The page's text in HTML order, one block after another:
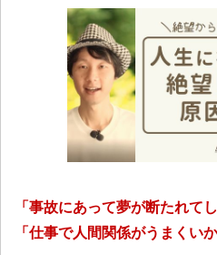
「事故にあって夢が断たれて
「仕事で人間関係がうまくい